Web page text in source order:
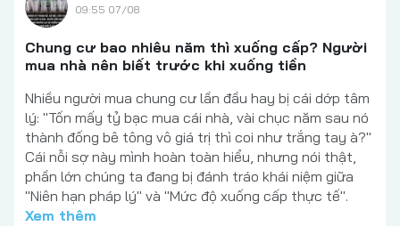
09:55 07/08
Chung cư bao nhiêu năm thì xuống cấp? Người
mua nhà nên biết trước khi xuống tiền
Nhiều người mua chung cư lần đầu hay bị cái dớp tâm
lý: "Tốn mấy tỷ bạc mua cái nhà, vài chục năm sau nó
thành đống bê tông vô giá trị thì coi như trắng tay à?"
Cái nỗi sợ này mình hoàn toàn hiểu, nhưng nói thật,
phần lớn chúng ta đang bị đánh tráo khái niệm giữa
"Niên hạn pháp lý" và "Mức độ xuống cấp thực tế".
Xem thêm